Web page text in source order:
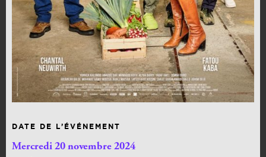
DATE DE L’ÉVÉNEMENT
Mercredi 20 novembre 2024